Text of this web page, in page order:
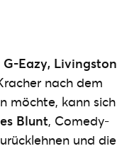
G-Eazy, Livingston
nach dem
möchte, kann sich
Blunt, Comedy-
und die